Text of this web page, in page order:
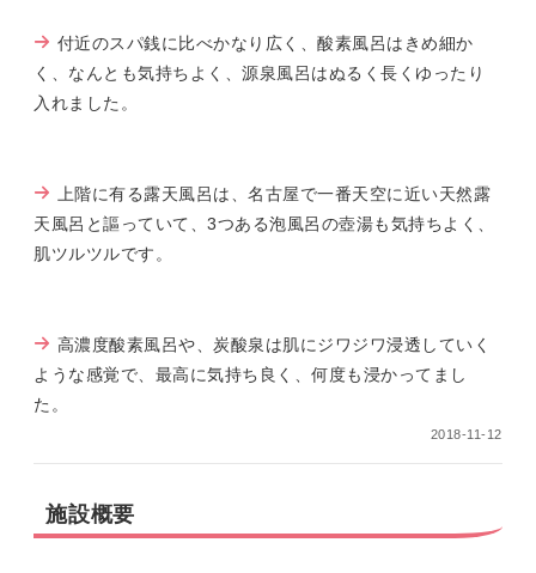
付近のスパ銭に比べかなり広く、酸素風呂はきめ細か
く、なんとも気持ちよく、源泉風呂はぬるく長くゆったり
入れました。
上階に有る露天風呂は、名古屋で一番天空に近い天然露
天風呂と謳っていて、3つある泡風呂の壺湯も気持ちよく、
肌ツルツルです。
高濃度酸素風呂や、炭酸泉は肌にジワジワ浸透していく
ような感覚で、最高に気持ち良く、何度も浸かってまし
た。
2018-11-12
施設概要